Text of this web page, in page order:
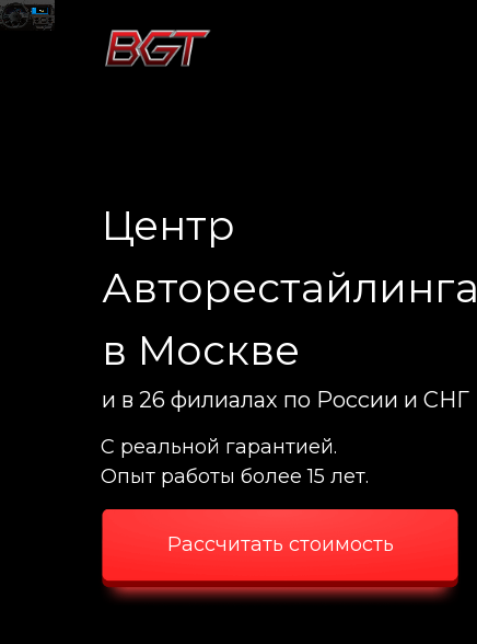
Центр
Авторестайлинга
в Москве
С реальной гарантией.
Опыт работы более 15 лет.
Рассчитать стоимость
и в 26 филиалах по России и СНГ